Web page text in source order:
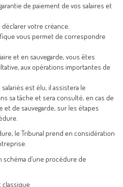
de paiement de vos salaires et
votre créance.
vous permet de correspondre
et en sauvegarde, vous êtes
aux opérations importantes de
est élu, il assistera le
sa tâche et sera consulté, en cas de
de sauvegarde, sur les étapes
le Tribunal prend en considération
d’une procédure de